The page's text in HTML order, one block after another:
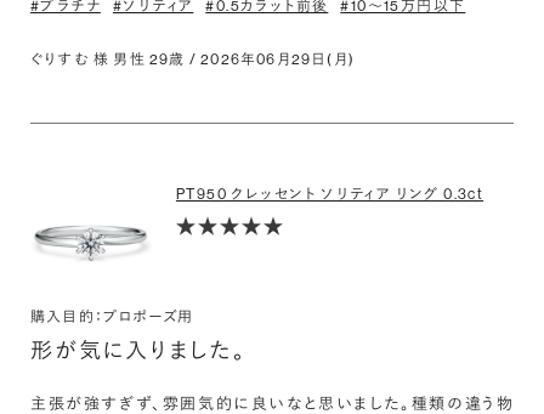
#プラチナ #ソリティア #0.5カラット前後 #10〜15万円以下
ぐりすむ 様 男性 29歳 / 2026年06月29日(月)
PT950 クレッセント ソリティア リング 0.3ct
購入目的：プロポーズ用
形が気に入りました。
主張が強すぎず、雰囲気的に良いなと思いました。種類の違う物